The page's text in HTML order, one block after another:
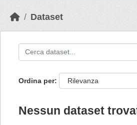
Dataset
Ordina per
Nessun dataset